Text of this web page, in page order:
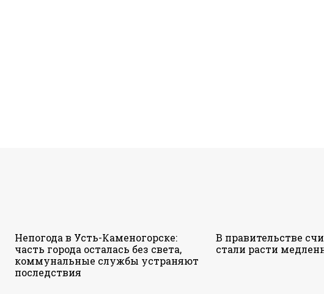
Непогода в Усть-Каменогорске:
часть города осталась без света,
коммунальные службы устраняют
последствия
В правительстве
стали расти